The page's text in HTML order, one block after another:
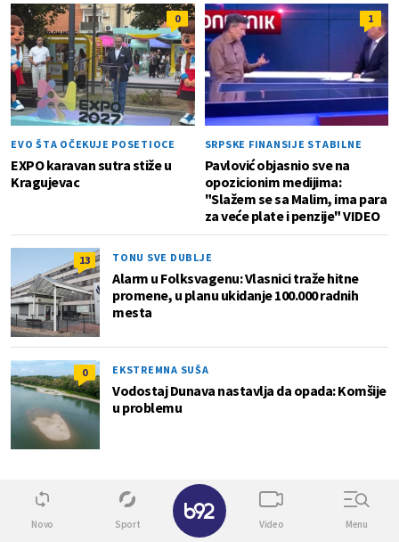
0
EVO ŠTA OČEKUJE POSETIOCE
EXPO karavan sutra stiže u
Kragujevac
1
SRPSKE FINANSIJE STABILNE
Pavlović objasnio sve na
opozicionim medijima:
"Slažem se sa Malim, ima para
za veće plate i penzije" VIDEO
13 TONU SVE DUBLJE
Alarm u Folksvagenu: Vlasnici traže hitne
promene, u planu ukidanje 100.000 radnih
mesta
0 EKSTREMNA SUŠA
Vodostaj Dunava nastavlja da opada: Komšije
u problemu
Lokal
Novo Sport Video Menu
✕